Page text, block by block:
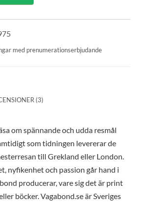
med prenumerationserbjudande
(3)
om spännande och udda resmål
som tidningen levererar de
till Grekland eller London.
nyfikenhet och passion går hand i
producerar, vare sig det är print
böcker. Vagabond.se är Sveriges